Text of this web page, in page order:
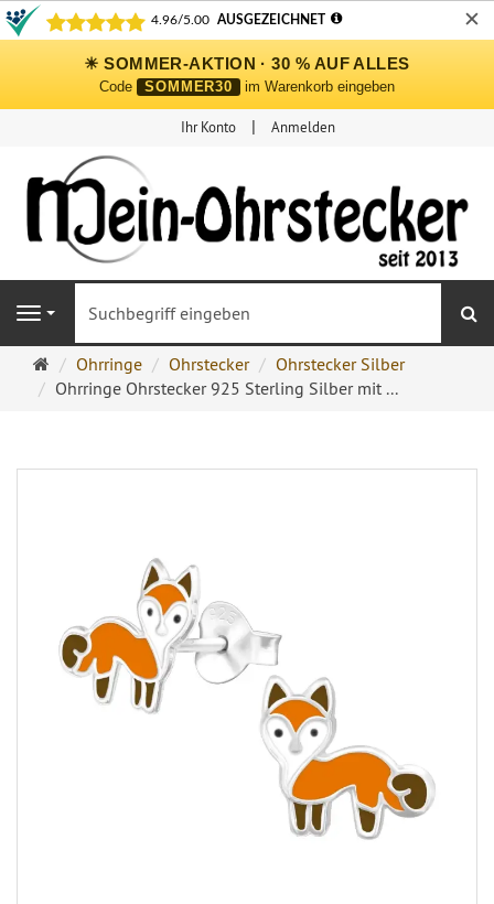
✕
☀ SOMMER-AKTION · 30 % AUF ALLES
Code SOMMER30 im Warenkorb eingeben
Ihr Konto Anmelden
Navigation
Ohrringe
Ohrstecker
Ohrringe Ohrstecker
Ohrstecker Silber
Ohrringe Ohrstecker 925 Sterling Silber mit ...